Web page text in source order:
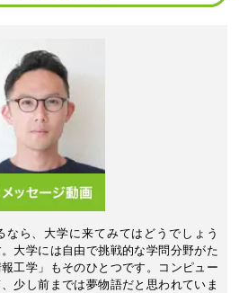
なら、大学に来てみてはどうでしょう
大学には自由で挑戦的な学問分野がた
工学」もそのひとつです。コンピュー
少し前までは夢物語だと思われていま